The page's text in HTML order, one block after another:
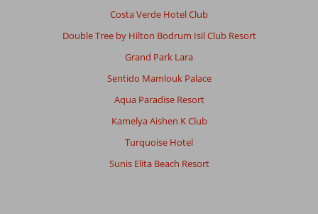
Costa Verde Hotel Club
Double Tree by Hilton Bodrum Isil Club Resort
Grand Park Lara
Sentido Mamlouk Palace
Aqua Paradise Resort
Kamelya Aishen K Club
Turquoise Hotel
Sunis Elita Beach Resort